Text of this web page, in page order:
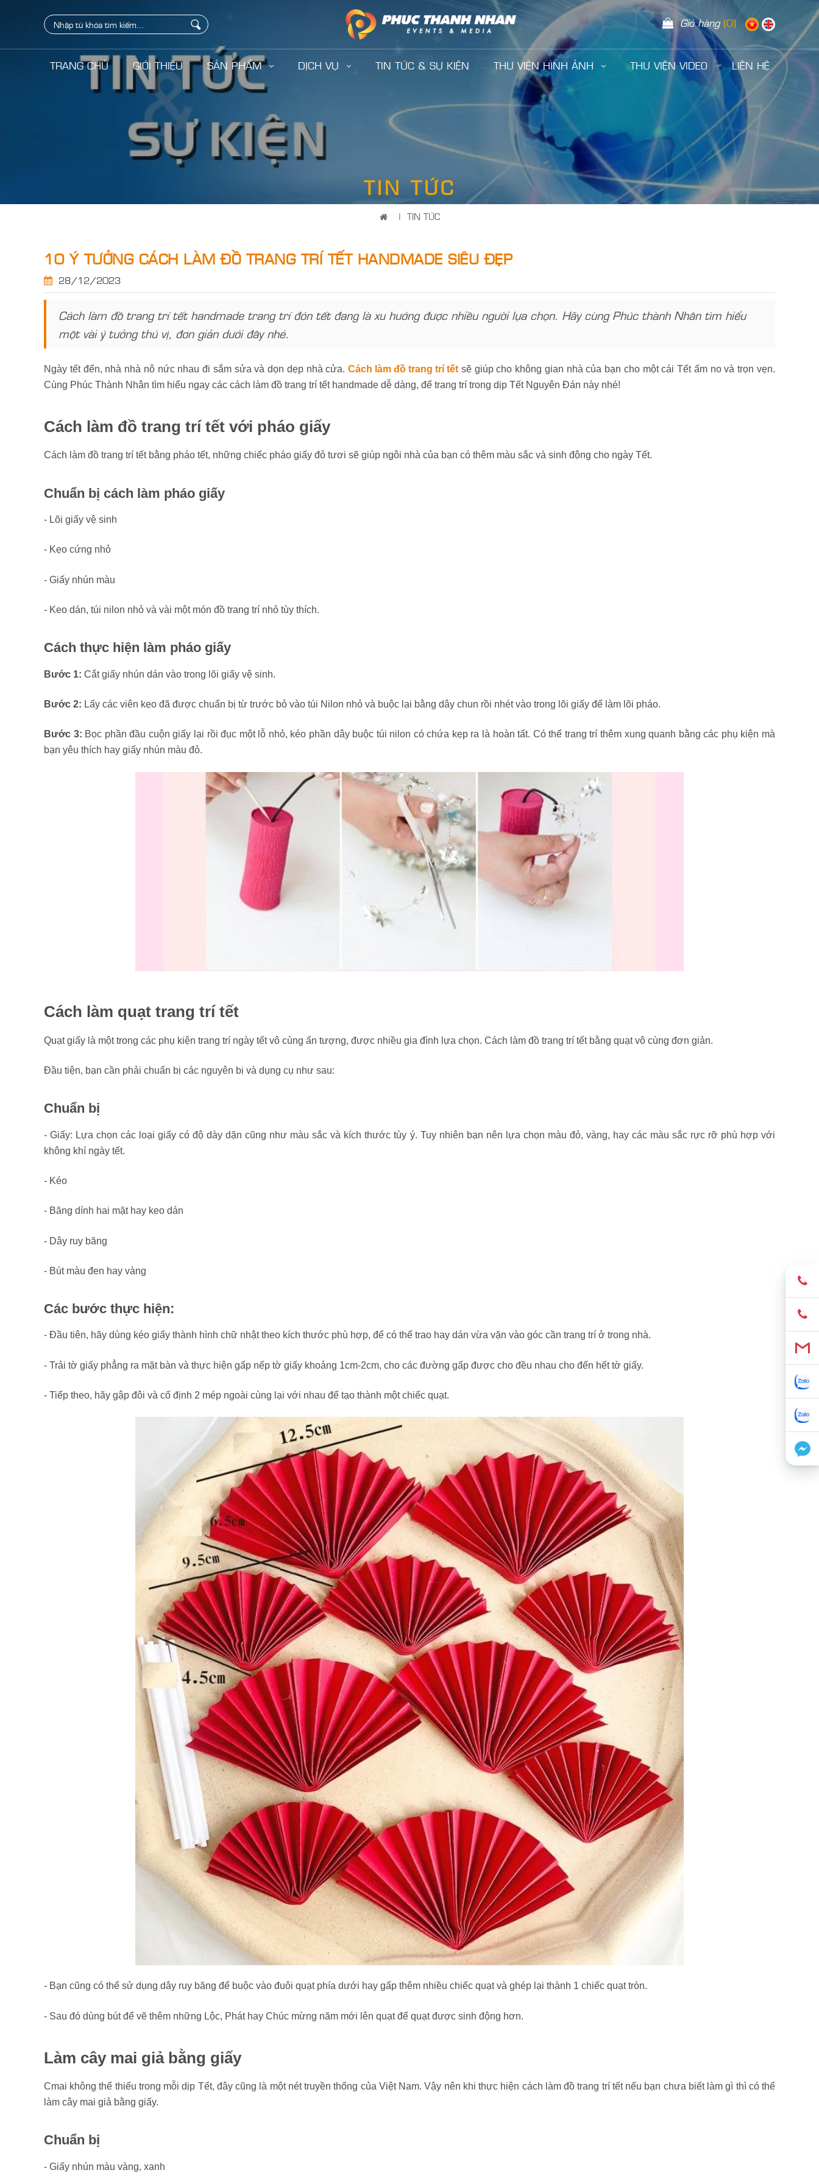
Giỏ hàng (0)
TRANG CHỦ GIỚI THIỆU SẢN PHẨM DỊCH VỤ TIN TỨC & SỰ KIỆN THƯ VIỆN HÌNH ẢNH THƯ VIỆN VIDEO LIÊN HỆ
<
TIN TỨC
| TIN TỨC
10 Ý TƯỞNG CÁCH LÀM ĐỒ TRANG TRÍ TẾT HANDMADE SIÊU ĐẸP
28/12/2023
Cách làm đồ trang trí tết handmade trang trí đón tết đang là xu hướng được nhiều người lựa chọn. Hãy cùng Phúc thành Nhân tìm hiểu
một vài ý tưởng thú vị, đơn giản dưới đây nhé.
Ngày tết đến, nhà nhà nô nức nhau đi sắm sửa và dọn dẹp nhà cửa.Cách làm đồ trang trí tết sẽ giúp cho không gian nhà của bạn cho một cái Tết ấm no và trọn vẹn.
Cùng Phúc Thành Nhân tìm hiểu ngay các cách làm đồ trang trí tết handmade dễ dàng, để trang trí trong dịp Tết Nguyên Đán này nhé!
Cách làm đồ trang trí tết với pháo giấy
Cách làm đồ trang trí tết bằng pháo tết, những chiếc pháo giấy đỏ tươi sẽ giúp ngôi nhà của bạn có thêm màu sắc và sinh động cho ngày Tết.
Chuẩn bị cách làm pháo giấy
- Lõi giấy vệ sinh
- Kẹo cứng nhỏ
- Giấy nhún màu
- Keo dán, túi nilon nhỏ và vài một món đồ trang trí nhỏ tùy thích.
Cách thực hiện làm pháo giấy
Bước 1: Cắt giấy nhún dán vào trong lõi giấy vệ sinh.
Bước 2: Lấy các viên kẹo đã được chuẩn bị từ trước bỏ vào túi Nilon nhỏ và buộc lại bằng dây chun rồi nhét vào trong lõi giấy để làm lõi pháo.
Bước 3: Bọc phần đầu cuộn giấy lại rồi đục một lỗ nhỏ, kéo phần dây buộc túi nilon có chứa kẹp ra là hoàn tất. Có thể trang trí thêm xung quanh bằng các phụ kiện mà
bạn yêu thích hay giấy nhún màu đỏ.
Cách làm quạt trang trí tết
Quạt giấy là một trong các phụ kiện trang trí ngày tết vô cùng ấn tượng, được nhiều gia đình lựa chọn. Cách làm đồ trang trí tết bằng quạt vô cùng đơn giản.
Đầu tiện, bạn cần phải chuẩn bị các nguyên bị và dụng cụ như sau:
Chuẩn bị
- Giấy: Lựa chọn các loại giấy có độ dày dặn cũng như màu sắc và kích thước tùy ý. Tuy nhiên bạn nên lựa chọn màu đỏ, vàng, hay các màu sắc rực rỡ phù hợp với
không khí ngày tết.
- Kéo
- Băng dính hai mặt hay keo dán
- Dây ruy băng
- Bút màu đen hay vàng
Các bước thực hiện:
- Đầu tiên, hãy dùng kéo giấy thành hình chữ nhật theo kích thước phù hợp, để có thể trao hay dán vừa vặn vào góc cần trang trí ở trong nhà.
- Trải tờ giấy phẳng ra mặt bàn và thực hiện gấp nếp tờ giấy khoảng 1cm-2cm, cho các đường gấp được cho đều nhau cho đến hết tờ giấy.
- Tiếp theo, hãy gập đôi và cố định 2 mép ngoài cùng lại với nhau để tạo thành một chiếc quạt.
- Bạn cũng có thể sử dụng dây ruy băng để buộc vào đuôi quạt phía dưới hay gấp thêm nhiều chiếc quạt và ghép lại thành 1 chiếc quạt tròn.
- Sau đó dùng bút để vẽ thêm những Lộc, Phát hay Chúc mừng năm mới lên quạt để quạt được sinh động hơn.
Làm cây mai giả bằng giấy
Cmai không thể thiếu trong mỗi dịp Tết, đây cũng là một nét truyền thống của Việt Nam. Vậy nên khi thực hiện cách làm đồ trang trí tết nếu bạn chưa biết làm gì thì có thể
làm cây mai giả bằng giấy.
Chuẩn bị
- Giấy nhún màu vàng, xanh